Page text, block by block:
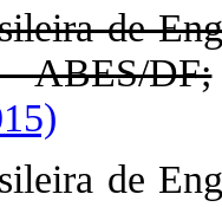
de
ABES/DF;
de